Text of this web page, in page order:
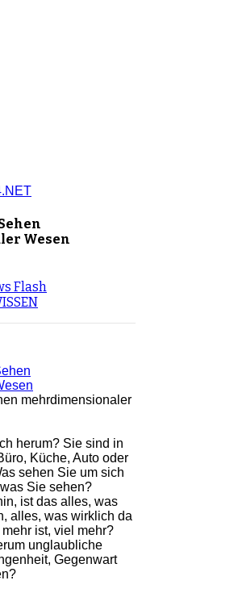
Wesen
Flash
mehrdimensionaler
herum? Sie sind in
Küche, Auto oder
sehen Sie um sich
Sie sehen?
ist das alles, was
alles, was wirklich da
ist, viel mehr?
unglaubliche
Gegenwart